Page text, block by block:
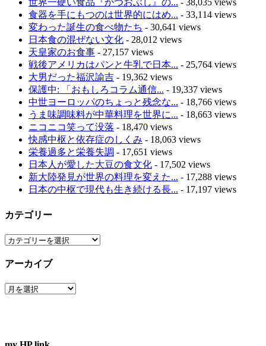
世界一硬い食品『かつおぶし』の... - 38,035 views
食器を手にもつのは世界的にはめ... - 33,114 views
変わった誕生の食べ物たち - 30,641 views
日本食の混ぜない文化 - 28,012 views
天皇家のお食事 - 27,157 views
戦後アメリカはパンと牛乳で日本... - 25,764 views
大男だった福沢諭吉 - 19,362 views
保護中: 「おもしろコラム通信... - 19,337 views
中世ヨーロッパのちょっと残念な... - 18,766 views
うま味調味料が中華料理を世界に... - 18,663 views
ニコニコ笑って没落 - 18,470 views
快感中枢と依存症のしくみ - 18,063 views
栄養過多と栄養失調 - 17,651 views
日本人が愛した大豆の食文化 - 17,502 views
新大陸発見が世界の料理を変えた... - 17,288 views
日本の中枢で現代も生き続ける長... - 17,197 views
カテゴリー
カ
ゴ
ー
アーカイブ
ア